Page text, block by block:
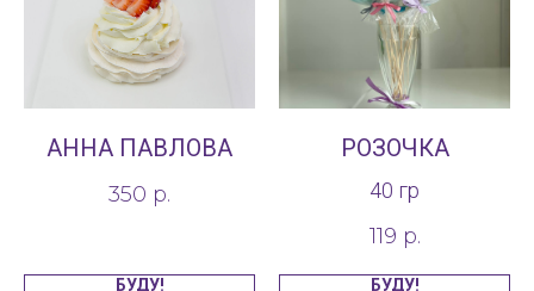
АННА ПАВЛОВА
350 р.
БУДУ!
РОЗОЧКА
40 гр
119 р.
БУДУ!